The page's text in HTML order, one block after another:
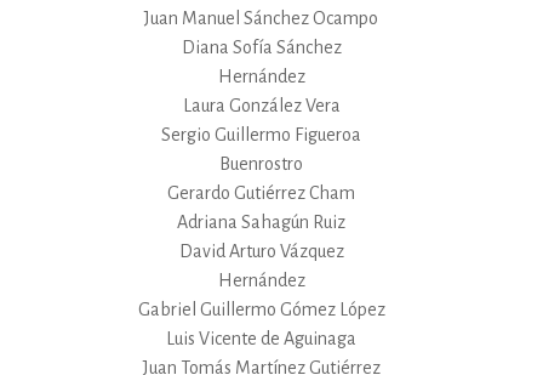
Juan Manuel Sánchez Ocampo
Diana Sofía Sánchez
Hernández
Laura González Vera
Sergio Guillermo Figueroa
Buenrostro
Gerardo Gutiérrez Cham
Adriana Sahagún Ruiz
David Arturo Vázquez
Hernández
Gabriel Guillermo Gómez López
Luis Vicente de Aguinaga
Juan Tomás Martínez Gutiérrez